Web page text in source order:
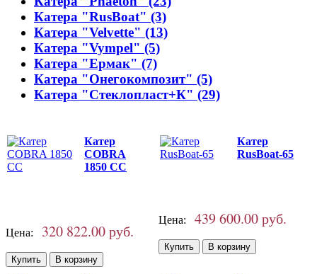
Катера "RusBoat" (3)
Катера "Velvette" (13)
Катера "Vympel" (5)
Катера "Ермак" (7)
Катера "Онегокомпозит" (5)
Катера "Стеклопласт+К" (29)
Катер
COBRA
1850 CC
Цена: 320 822.00 руб.
Катер
RusBoat-65
Цена: 439 600.00 руб.